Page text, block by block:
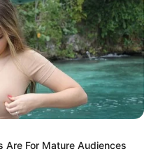
Are For Mature Audiences